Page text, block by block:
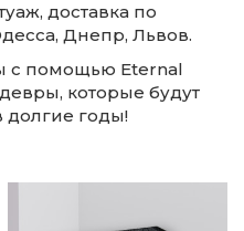
доставка по
Днепр, Львов.
с помощью Eternal
которые будут
долгие годы!